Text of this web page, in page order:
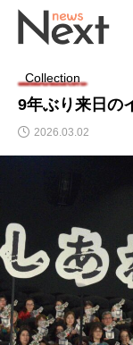
Collection
9年ぶり来日の
2026.03.02